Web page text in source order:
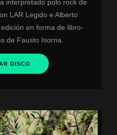
interpretado polo rock de
LAR Legido e Alberto
en forma de libro-
de Fausto Isorna.
DISCO